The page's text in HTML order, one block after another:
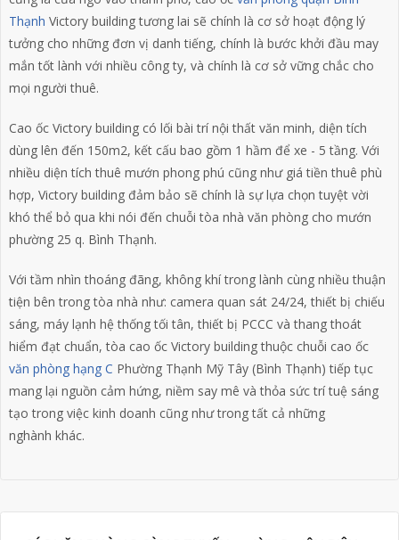
Thạnh Victory building tương lai sẽ chính là cơ sở hoạt động lý
tưởng cho những đơn vị danh tiếng, chính là bước khởi đầu may
mắn tốt lành với nhiều công ty, và chính là cơ sở vững chắc cho
mọi người thuê.
Cao ốc Victory building có lối bài trí nội thất văn minh, diện tích
dùng lên đến 150m2, kết cấu bao gồm 1 hầm để xe - 5 tầng. Với
nhiều diện tích thuê mướn phong phú cũng như giá tiền thuê phù
hợp, Victory building đảm bảo sẽ chính là sự lựa chọn tuyệt vời
khó thể bỏ qua khi nói đến chuỗi tòa nhà văn phòng cho mướn
phường 25 q. Bình Thạnh.
Với tầm nhìn thoáng đãng, không khí trong lành cùng nhiều thuận
tiện bên trong tòa nhà như: camera quan sát 24/24, thiết bị chiếu
sáng, máy lạnh hệ thống tối tân, thiết bị PCCC và thang thoát
hiểm đạt chuẩn, tòa cao ốc Victory building thuộc chuỗi cao ốc
văn phòng hạng C Phường Thạnh Mỹ Tây (Bình Thạnh) tiếp tục
mang lại nguồn cảm hứng, niềm say mê và thỏa sức trí tuệ sáng
tạo trong việc kinh doanh cũng như trong tất cả những
nghành khác.